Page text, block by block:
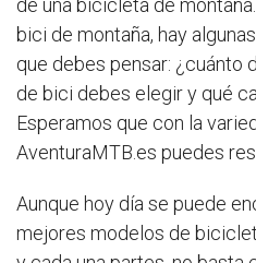
de una bicicleta de
bici de montaña, hay
que debes pensar: ¿cuánto
de bici debes elegir y qué
Esperamos que con la
AventuraMTB.es puedes
Aunque hoy día se puede
mejores modelos de